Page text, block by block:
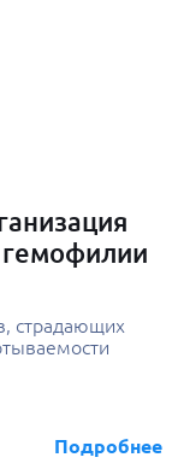
гемофилии
страдающих
Подробнее